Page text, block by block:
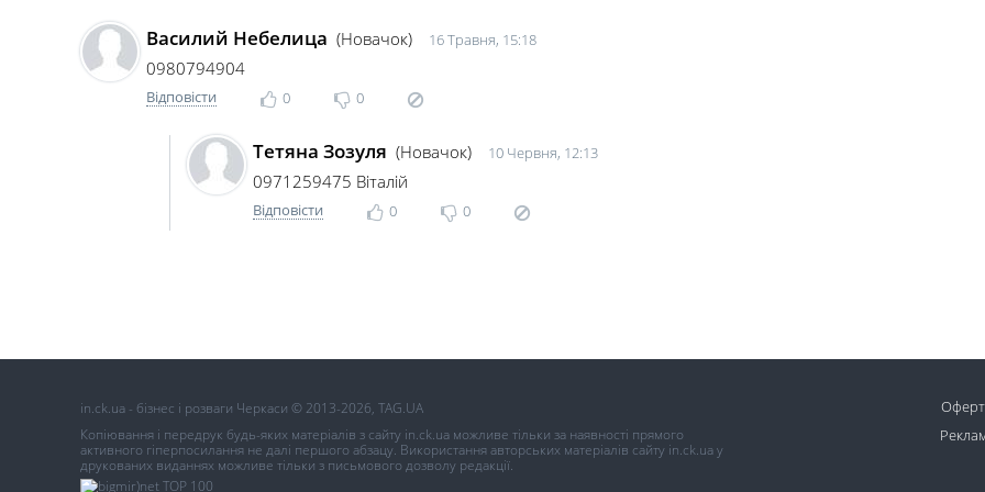
Василий Небелица (Новачок) 16 Травня, 15:18
0980794904
Відповісти 0 0
Тетяна Зозуля (Новачок) 10 Червня, 12:13
0971259475 Віталій
Відповісти 0 0
in.ck.ua - бізнес і розваги Черкаси © 2013-2026, TAG.UA
Копіювання і передрук будь-яких матеріалів з сайту in.ck.ua можливе тільки за наявності прямого
активного гіперпосилання не далі першого абзацу. Використання авторських матеріалів сайту in.ck.ua у
друкованих виданнях можливе тільки з письмового дозволу редакції.